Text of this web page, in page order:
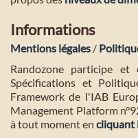
Informations
Mentions légales /
Randozone participe
Spécifications et
Framework de l'IAB
Management Platform
à tout moment en cliquant